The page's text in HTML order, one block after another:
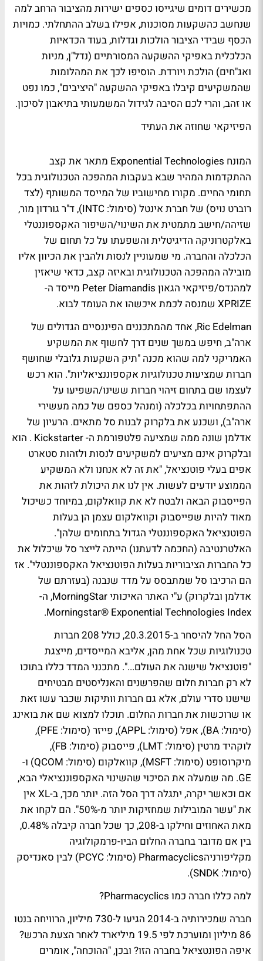
מכשירים דומים שיגייסו כספים ישירות מהציבור הרחב למה
שנחשב כהשקעות מסוכנות, אפילו בשלב ההתחלתי. כמויות
הכסף שבידי הציבור הולכות וגדלות, בעוד הכדאיות
הכלכלית באפיקי ההשקעה המסורתיים (נדל"ן, מניות
ואג"חים) הולכת ויורדת. הוסיפו לכך את המהלומות
שהמשקיעים קיבלו באפיקי ההשקעה "היציבים", כמו נפט
או זהב, והרי לכם הסיבה לגידול המשמעותי בתיאבון לסיכון.
הפיזיקאי שחוזה את העתיד
המונח Exponential Technologies מתאר את קצב
ההתקדמות המהיר שבא בעקבות המהפכה הטכנולוגית בכל
תחומי החיים. מקורו מחישוביו של המייסד המשותף (לצד
רוברט נויס) של חברת אינטל (סימול: INTC), ד"ר גורדון מור,
שזיהה/חישב מתמטית את השינוי/השיפור האקספוננטלי
באלקטרוניקה הדיגיטלית והשפעתו על כל תחום של
הכלכלה והחברה. מי שמעוניין לנסות ולהבין את הכיוון אליו
מובילה המהפכה הטכנולוגית ובאיזה קצב, כדאי שיאזין
למהנדס/פיזיקאי הגאון Peter Diamandis מייסד ה-
XPRIZE שמנסה לכמת איכשהו את העומד לבוא.
Ric Edelman, אחד מהמתכננים הפיננסיים הגדולים של
ארה"ב, חיפש במשך שנים דרך לחשוף את המשקיע
האמריקני למה שהוא מכנה "תיק השקעות גלובלי שחושף
חברות שמציעות טכנולוגיות אקספוננציאליות". הוא רכש
לעצמו שם בתחום זיהוי חברות ששינו/השפיעו על
ההתפתחויות בכלכלה (ומנהל כספם של כמה מעשירי
ארה"ב), ושכנע את בלקרוק לבנות סל מתאים. הרעיון של
אדלמן שונה ממה שמציעה פלטפורמת ה- Kickstarter . הוא
ובלקרוק אינם מציעים למשקיעים לנסות ולזהות סטארט
אפים בעלי פוטנציאל, "את זה לא אנחנו ולא המשקיע
הממוצע יודעים לעשות. אין לנו את היכולת לזהות את
הפייסבוק הבאה ולבטח לא את קוואלקום, במיוחד כשיכול
מאוד להיות שפייסבוק וקוואלקום עצמן הן בעלות
הפוטנציאל האקספוננטלי הגדול בתחומים שלהן".
האלטרנטיבה (החכמה לדעתנו) הייתה לייצר סל שיכלול את
כל החברות הציבוריות בעלות הפוטנציאל האקספוננטלי". אז
הם הרכיבו סל שמתבסס על מדד שנבנה (בעזרתם של
אדלמן ובלקרוק) ע"י האתר האיכותי MorningStar, ה-
Morningstar® Exponential Technologies Index.
הסל החל להיסחר ב-20.3.2015, כולל 208 חברות
טכנולוגיות שכל אחת מהן, אליבא המייסדים, מייצגת
"פוטנציאל שישנה את העולם...". מתכנני המדד כללו בתוכו
לא רק חברות חלום שהפרשנים והאנליסטים מבטיחים
שישנו סדרי עולם, אלא גם חברות וותיקות שכבר עשו זאת
או שרוכשות את חברות החלום. תוכלו למצוא שם את בואינג
(סימול: BA), אפל (סימול: APPL), פייזר (סימול: PFE),
לוקהיד מרטין (סימול: LMT), פייסבוק (סימול: FB),
מיקרוסופט (סימול: MSFT), קוואלקום (סימול: QCOM) ו-
GE. מה שמעלה את הסיכוי שהשינוי האקספוננציאלי הבא,
אם וכאשר יקרה, יתגלה דרך הסל הזה. יותר מכך, ב-XL אין
את "עשר המובילות שמחזיקות יותר מ-50%". הם לקחו את
מאת האחוזים וחילקו ב-208, כך שכל חברה קיבלה 0.48%,
בין אם מדובר בחברה החלום הביו-פרמקולוגיה
מקליפורניהPharmacyclics (סימול: PCYC) לבין סאנדיסק
(סימול: SNDK).
למה כללו חברה כמו Pharmacyclics?
חברה שמכירותיה ב-2014 הגיעו ל-730 מיליון, הרוויחה בנטו
86 מיליון ומוערכת לפי 19.5 מיליארד לאחר הצעת הרכש?
איפה הפונטציאל בחברה הזו? ובכן, "ההוכחה", אומרים